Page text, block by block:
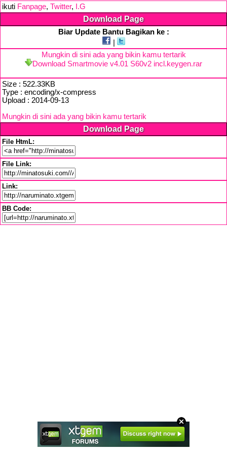
ikuti Fanpage, Twitter, I.G
Download Page
Biar Update Bantu Bagikan ke :
Mungkin di sini ada yang bikin kamu tertarik
Download Smartmovie v4.01 S60v2 incl.keygen.rar
Size : 522.33KB
Type : encoding/x-compress
Upload : 2014-09-13
Mungkin di sini ada yang bikin kamu tertarik
Download Page
File HtmL:
File Link:
Link:
BB Code: